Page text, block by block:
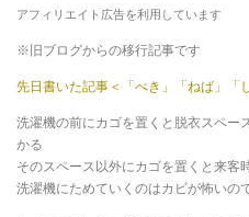
アフィリエイト広告を利用しています
※旧ブログからの移行記事です
先日書いた記事＜「べき」「ねば」「
洗濯機の前にカゴを置くと脱衣スペー
かる
そのスペース以外にカゴを置くと来客
洗濯機にためていくのはカビが怖いの